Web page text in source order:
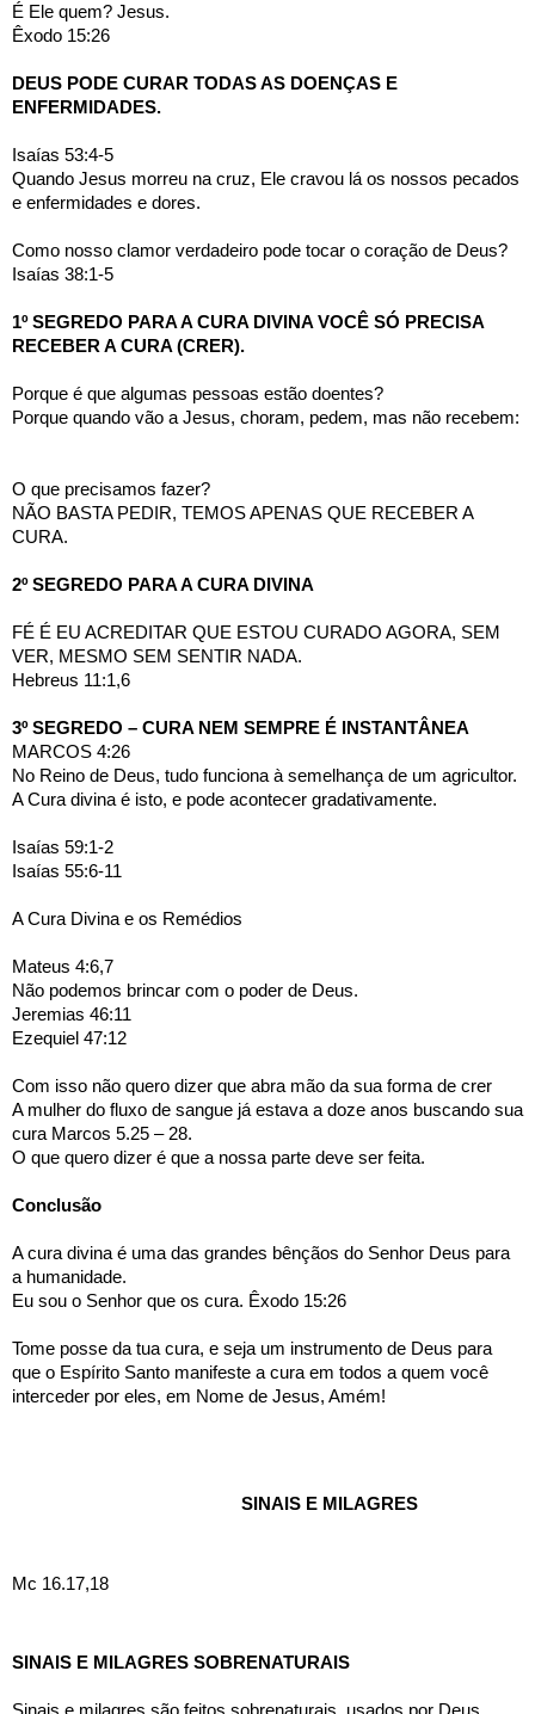
É Ele quem? Jesus.
Êxodo 15:26
DEUS PODE CURAR TODAS AS DOENÇAS E
ENFERMIDADES.
Isaías 53:4-5
Quando Jesus morreu na cruz, Ele cravou lá os nossos pecados
e enfermidades e dores.
Como nosso clamor verdadeiro pode tocar o coração de Deus?
Isaías 38:1-5
1º SEGREDO PARA A CURA DIVINA VOCÊ SÓ PRECISA
RECEBER A CURA (CRER).
Porque é que algumas pessoas estão doentes?
Porque quando vão a Jesus, choram, pedem, mas não recebem:
O que precisamos fazer?
NÃO BASTA PEDIR, TEMOS APENAS QUE RECEBER A
CURA.
2º SEGREDO PARA A CURA DIVINA
FÉ É EU ACREDITAR QUE ESTOU CURADO AGORA, SEM
VER, MESMO SEM SENTIR NADA.
Hebreus 11:1,6
3º SEGREDO – CURA NEM SEMPRE É INSTANTÂNEA
MARCOS 4:26
No Reino de Deus, tudo funciona à semelhança de um agricultor.
A Cura divina é isto, e pode acontecer gradativamente.
Isaías 59:1-2
Isaías 55:6-11
A Cura Divina e os Remédios
Mateus 4:6,7
Não podemos brincar com o poder de Deus.
Jeremias 46:11
Ezequiel 47:12
Com isso não quero dizer que abra mão da sua forma de crer
A mulher do fluxo de sangue já estava a doze anos buscando sua
cura Marcos 5.25 – 28.
O que quero dizer é que a nossa parte deve ser feita.
Conclusão
A cura divina é uma das grandes bênçãos do Senhor Deus para
a humanidade.
Eu sou o Senhor que os cura. Êxodo 15:26
Tome posse da tua cura, e seja um instrumento de Deus para
que o Espírito Santo manifeste a cura em todos a quem você
interceder por eles, em Nome de Jesus, Amém!
SINAIS E MILAGRES
Mc 16.17,18
SINAIS E MILAGRES SOBRENATURAIS